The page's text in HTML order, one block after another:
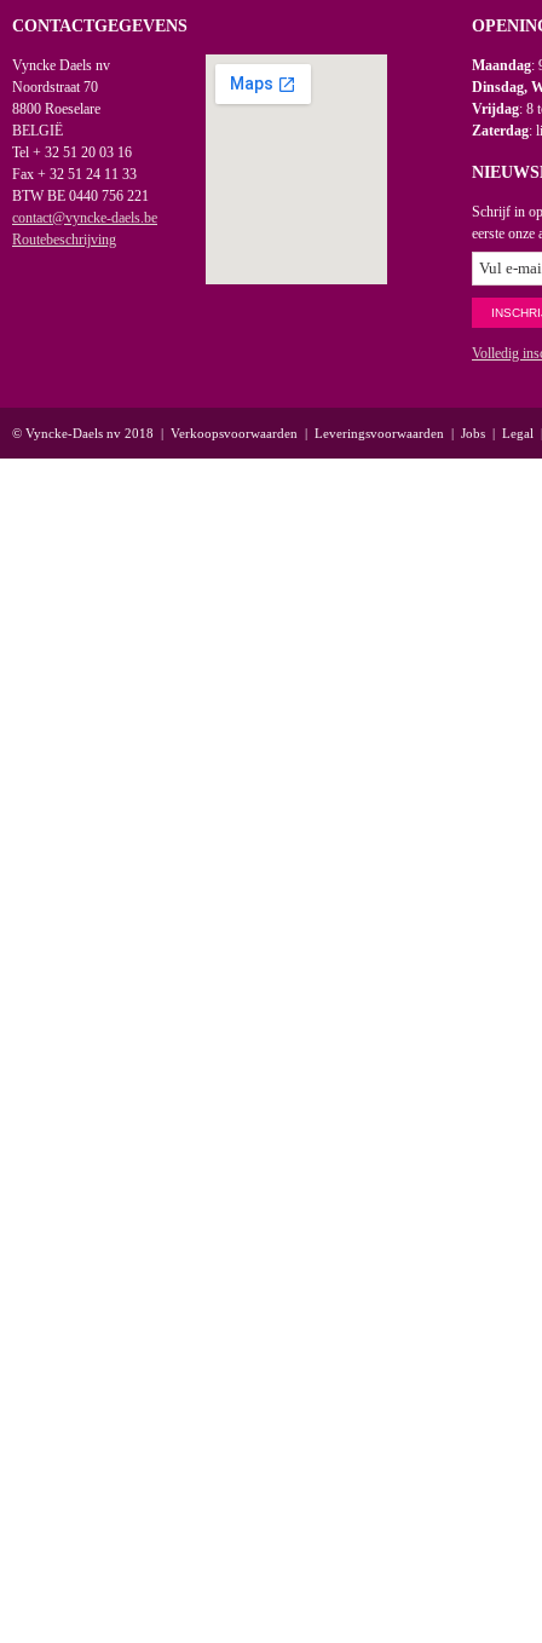
CONTACTGEGEVENS
Vyncke Daels nv
Noordstraat 70
8800 Roeselare
BELGIË
Tel + 32 51 20 03 16
Fax + 32 51 24 11 33
BTW BE 0440 756 221
contact@vyncke-daels.be
Routebeschrijving
Maandag:
Dinsdag,
Vrijdag: 8
Zaterdag:
Schrijf in
eerste onze
Volledig
© Vyncke-Daels nv 2018 | Verkoopsvoorwaarden | Leveringsvoorwaarden | Jobs | Legal